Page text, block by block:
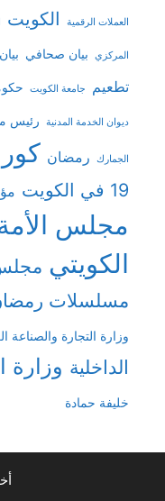
العملات الرقمية الكويت
المركزي بيان صحافي
تطعيم جامعة الكويت
ديوان الخدمة المدنية رئيس
الجمارك رمضان
19 في الكويت
مجلس
الكويتي
مسلسلات
وزارة التجارة والصناعة
الداخلية وزارة
خليفة حمادة